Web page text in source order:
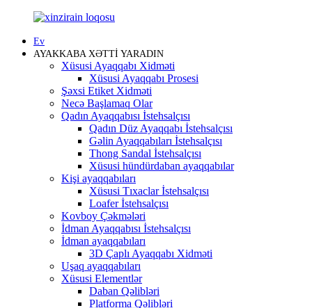
Ev
AYAKKABA XƏTTİ YARADIN
Xüsusi Ayaqqabı Xidməti
Xüsusi Ayaqqabı Prosesi
Şəxsi Etiket Xidməti
Necə Başlamaq Olar
Qadın Ayaqqabısı İstehsalçısı
Qadın Düz Ayaqqabı İstehsalçısı
Gəlin Ayaqqabıları İstehsalçısı
Thong Sandal İstehsalçısı
Xüsusi hündürdaban ayaqqabılar
Kişi ayaqqabıları
Xüsusi Tıxaclar İstehsalçısı
Loafer İstehsalçısı
Kovboy Çəkmələri
İdman Ayaqqabısı İstehsalçısı
İdman ayaqqabıları
3D Çaplı Ayaqqabı Xidməti
Uşaq ayaqqabıları
Xüsusi Elementlər
Daban Qəlibləri
Platforma Qəlibləri